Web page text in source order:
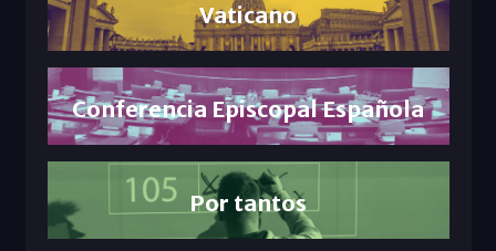
Vaticano
Conferencia Episcopal Española
Por tantos